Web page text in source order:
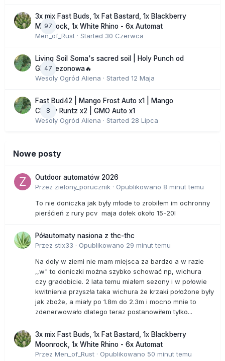
97
3x mix Fast Buds, 1x Fat Bastard, 1x Blackberry
Moonrock, 1x White Rhino - 6x Automat
Men_of_Rust · Started 30 Czerwca
47
Living Soil Soma's sacred soil | Holy Punch od
GHS sezonowa🔥
Wesoły Ogród Aliena · Started 12 Maja
8
Fast Bud42 | Mango Frost Auto x1 | Mango
Cherry Runtz x2 | GMO Auto x1
Wesoły Ogród Aliena · Started 28 Lipca
Nowe posty
Outdoor automatów 2026
Przez zielony_porucznik · Opublikowano 8 minut temu
To nie doniczka jak były młode to zrobiłem im ochronny
pierśćień z rury pcv maja dołek około 15-20l
Półautomaty nasiona z thc-thc
Przez stix33 · Opublikowano 29 minut temu
Na doły w ziemi nie mam miejsca za bardzo a w razie
,,w" to doniczki można szybko schować np, wichura
czy gradobicie. 2 lata temu miałem sezony i w połowie
kwitnienia przyszła taka wichura że krzaki położone były
jak zboże, a miały po 1.8m do 2.3m i mocno mnie to
zdenerwowało dlatego teraz postanowiłem tylko...
3x mix Fast Buds, 1x Fat Bastard, 1x Blackberry
Moonrock, 1x White Rhino - 6x Automat
Przez Men_of_Rust · Opublikowano 50 minut temu